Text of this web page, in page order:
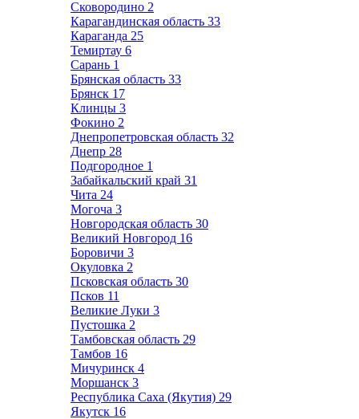
Сковородино 2
Карагандинская область 33
Караганда 25
Темиртау 6
Сарань 1
Брянская область 33
Брянск 17
Клинцы 3
Фокино 2
Днепропетровская область 32
Днепр 28
Подгородное 1
Забайкальский край 31
Чита 24
Могоча 3
Новгородская область 30
Великий Новгород 16
Боровичи 3
Окуловка 2
Псковская область 30
Псков 11
Великие Луки 3
Пустошка 2
Тамбовская область 29
Тамбов 16
Мичуринск 4
Моршанск 3
Республика Саха (Якутия) 29
Якутск 16